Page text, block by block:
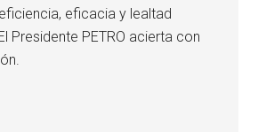
eficacia y lealtad
Presidente PETRO acierta con